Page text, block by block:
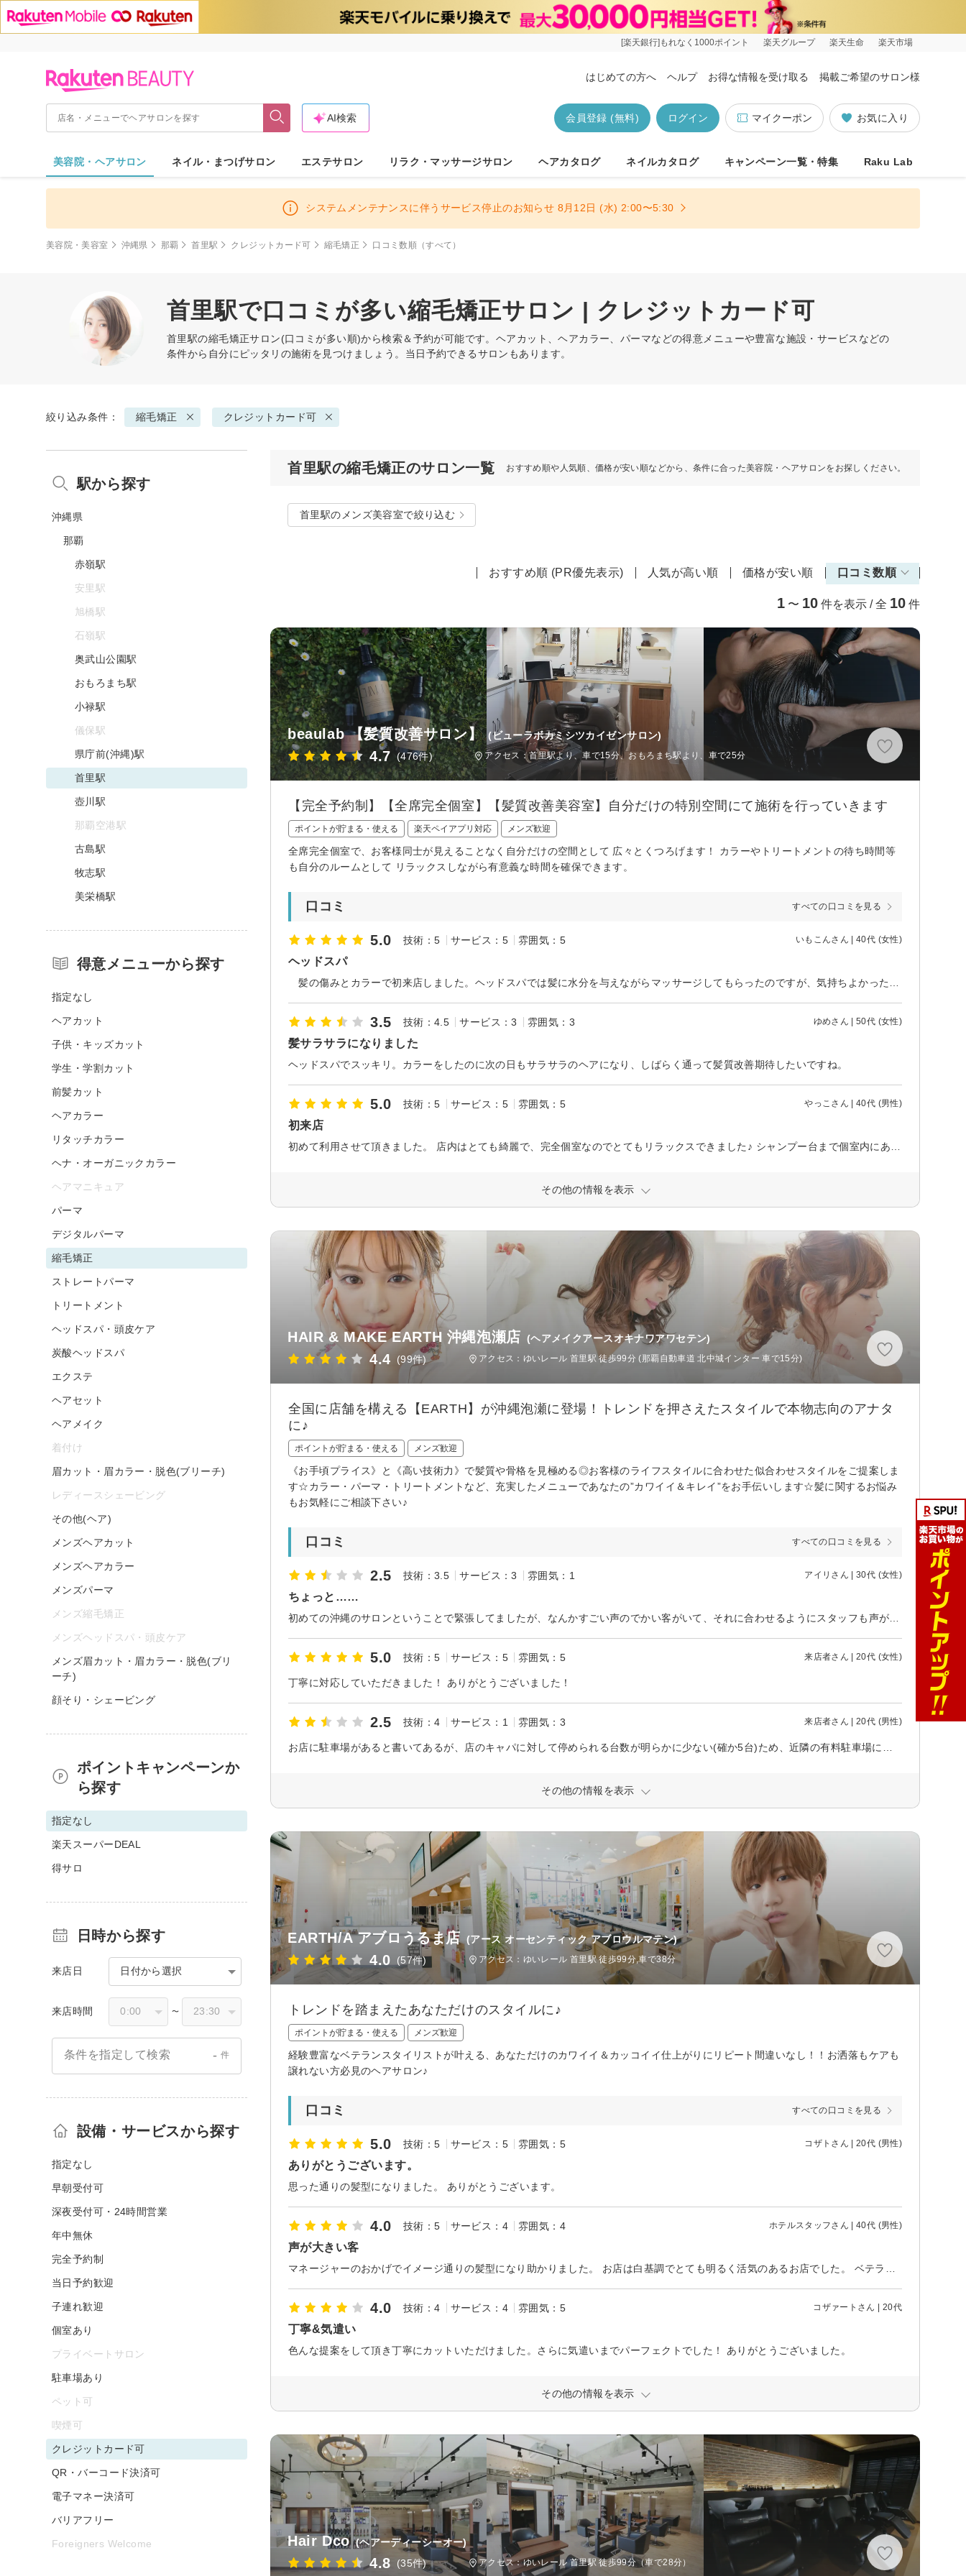
[楽天銀行]もれなく1000ポイント 楽天グループ 楽天生命 楽天市場
はじめての方へ ヘルプ お得な情報を受け取る 掲載ご希望のサロン様
お気に入り
マイクーポン
ログイン
会員登録 (無料)
AI検索
美容院・ヘアサロン ネイル・まつげサロン エステサロン リラク・マッサージサロン ヘアカタログ ネイルカタログ キャンペーン一覧・特集 Raku Lab
システムメンテナンスに伴うサービス停止のお知らせ 8月12日 (水) 2:00〜5:30
美容院・美容室 沖縄県 那覇 首里駅 クレジットカード可 縮毛矯正 口コミ数順（すべて）
首里駅で口コミが多い縮毛矯正サロン | クレジットカード可
首里駅の縮毛矯正サロン(口コミが多い順)から検索＆予約が可能です。ヘアカット、ヘアカラー、パーマなどの得意メニューや豊富な施設・サービスなどの
条件から自分にピッタリの施術を見つけましょう。当日予約できるサロンもあります。
絞り込み条件： 縮毛矯正 クレジットカード可
首里駅の縮毛矯正のサロン一覧 おすすめ順や人気順、価格が安い順などから、条件に合った美容院・ヘアサロンをお探しください。
首里駅のメンズ美容室で絞り込む
おすすめ順 (PR優先表示) 人気が高い順 価格が安い順 口コミ数順
1 〜 10 件を表示 / 全 10 件
beaulab 【髪質改善サロン】 (ビューラボカミシツカイゼンサロン)
4.7 (476件) アクセス：首里駅より、車で15分、おもろまち駅より、車で25分
【完全予約制】【全席完全個室】【髪質改善美容室】自分だけの特別空間にて施術を行っていきます
ポイントが貯まる・使える 楽天ペイアプリ対応 メンズ歓迎
全席完全個室で、お客様同士が見えることなく自分だけの空間として 広々とくつろげます！ カラーやトリートメントの待ち時間等
も自分のルームとして リラックスしながら有意義な時間を確保できます。
口コミ すべての口コミを見る
5.0 技術：5 サービス：5 雰囲気：5 いもこんさん | 40代 (女性)
ヘッドスパ
3.5 技術：4.5 サービス：3 雰囲気：3 ゆめさん | 50代 (女性)
髪サラサラになりました
ヘッドスパでスッキリ。カラーをしたのに次の日もサラサラのヘアになり、しばらく通って髪質改善期待したいですね。
5.0 技術：5 サービス：5 雰囲気：5 やっこさん | 40代 (男性)
初来店
その他の情報を表示
HAIR & MAKE EARTH 沖縄泡瀬店 (ヘアメイクアースオキナワアワセテン)
4.4 (99件) アクセス：ゆいレール 首里駅 徒歩99分 (那覇自動車道 北中城インター 車で15分)
全国に店舗を構える【EARTH】が沖縄泡瀬に登場！トレンドを押さえたスタイルで本物志向のアナタ
に♪
ポイントが貯まる・使える メンズ歓迎
《お手頃プライス》と《高い技術力》で髪質や骨格を見極める◎お客様のライフスタイルに合わせた似合わせスタイルをご提案しま
す☆カラー・パーマ・トリートメントなど、充実したメニューであなたの”カワイイ＆キレイ”をお手伝いします☆髪に関するお悩み
もお気軽にご相談下さい♪
口コミ すべての口コミを見る
2.5 技術：3.5 サービス：3 雰囲気：1 アイリさん | 30代 (女性)
ちょっと……
5.0 技術：5 サービス：5 雰囲気：5 来店者さん | 20代 (女性)
丁寧に対応していただきました！ ありがとうございました！
2.5 技術：4 サービス：1 雰囲気：3 来店者さん | 20代 (男性)
その他の情報を表示
EARTH/A アブロうるま店 (アース オーセンティック アブロウルマテン)
4.0 (57件) アクセス：ゆいレール 首里駅 徒歩99分,車で38分
トレンドを踏まえたあなただけのスタイルに♪
ポイントが貯まる・使える メンズ歓迎
経験豊富なベテランスタイリストが叶える、あなただけのカワイイ＆カッコイイ仕上がりにリピート間違いなし！！お洒落もケアも
譲れない方必見のヘアサロン♪
口コミ すべての口コミを見る
5.0 技術：5 サービス：5 雰囲気：5 コザトさん | 20代 (男性)
ありがとうございます。
思った通りの髪型になりました。 ありがとうございます。
4.0 技術：5 サービス：4 雰囲気：4 ホテルスタッフさん | 40代 (男性)
声が大きい客
4.0 技術：4 サービス：4 雰囲気：5 コザァートさん | 20代
丁寧&気遣い
色んな提案をして頂き丁寧にカットいただけました。さらに気遣いまでパーフェクトでした！ ありがとうございました。
その他の情報を表示
Hair Dco (ヘアーディーシーオー)
4.8 (35件) アクセス：ゆいレール 首里駅 徒歩99分（車で28分）
駅から探す
沖縄県
那覇
赤嶺駅
安里駅
旭橋駅
石嶺駅
奥武山公園駅
おもろまち駅
小禄駅
儀保駅
県庁前(沖縄)駅
首里駅
壺川駅
那覇空港駅
古島駅
牧志駅
美栄橋駅
得意メニューから探す
指定なし
ヘアカット
子供・キッズカット
学生・学割カット
前髪カット
ヘアカラー
リタッチカラー
ヘナ・オーガニックカラー
ヘアマニキュア
パーマ
デジタルパーマ
縮毛矯正
ストレートパーマ
トリートメント
ヘッドスパ・頭皮ケア
炭酸ヘッドスパ
エクステ
ヘアセット
ヘアメイク
着付け
眉カット・眉カラー・脱色(ブリーチ)
レディースシェービング
その他(ヘア)
メンズヘアカット
メンズヘアカラー
メンズパーマ
メンズ縮毛矯正
メンズヘッドスパ・頭皮ケア
メンズ眉カット・眉カラー・脱色(ブリ
ーチ)
顔そり・シェービング
ポイントキャンペーンか
ら探す
指定なし
楽天スーパーDEAL
得サロ
日時から探す
来店日 日付から選択
来店時間 〜
条件を指定して検索 - 件
設備・サービスから探す
指定なし
早朝受付可
深夜受付可・24時間営業
年中無休
完全予約制
当日予約歓迎
子連れ歓迎
個室あり
プライベートサロン
駐車場あり
ペット可
喫煙可
クレジットカード可
QR・バーコード決済可
電子マネー決済可
バリアフリー
Foreigners Welcome